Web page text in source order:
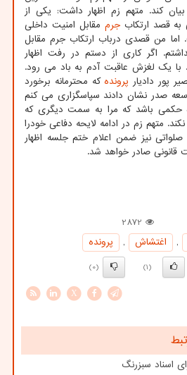
بیان کند. متهم زم اظهار داشت: یکی از
به قصد ارتکابجرم مقابل امنیت داخلی
من قصدی درباب ارتکاب جرم مقابل
اگر کاری از دستم در رفت اظهار
با یک لغزش عاقبت آدم به باد می رود.
پور دادیار پرونده که محترمانه برخورد
صدر نشان دادند سپاسگزاری می کنم
حکمی باشد که مرا به سمت دیگری که
متهم زم در ادامه لایحه دفاعی خودرا
نیز ضمن اعلام ختم جلسه اظهار
قانونی صادر خواهد شد.
2872
, اغتشاش ,
پرونده
(1)
(0)
X
اسناد سبزرنگ